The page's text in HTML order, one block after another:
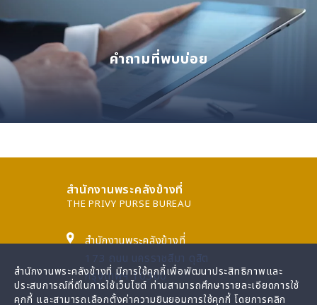
คำถามที่พบบ่อย
สำนักงานพระคลังข้างที่
THE PRIVY PURSE BUREAU
สำนักงานพระคลังข้างที่
173 ถนน นครราชสีมา ดุสิต
กรุงเทพฯ 10300
สำนักงานพระคลังข้างที่ มีการใช้คุกกี้เพื่อพัฒนาประสิทธิภาพและ
ประสบการณ์ที่ดีในการใช้เว็บไซต์ ท่านสามารถศึกษารายละเอียดการใช้
คุกกี้ และสามารถเลือกตั้งค่าความยินยอมการใช้คุกกี้ โดยการคลิก